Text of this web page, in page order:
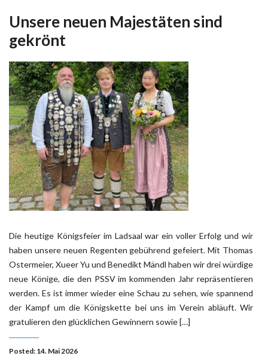
Unsere neuen Majestäten sind
gekrönt
Die heutige Königsfeier im Ladsaal war ein voller Erfolg und wir
haben unsere neuen Regenten gebührend gefeiert. Mit Thomas
Ostermeier, Xueer Yu und Benedikt Mändl haben wir drei würdige
neue Könige, die den PSSV im kommenden Jahr repräsentieren
werden. Es ist immer wieder eine Schau zu sehen, wie spannend
der Kampf um die Königskette bei uns im Verein abläuft. Wir
gratulieren den glücklichen Gewinnern sowie […]
Posted: 14. Mai 2026